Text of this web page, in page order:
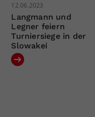
12.06.2023
Langmann und
Legner feiern
Turniersiege in der
Slowakei